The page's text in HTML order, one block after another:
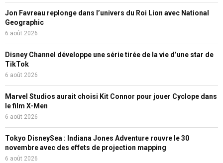
Jon Favreau replonge dans l’univers du Roi Lion avec National
Geographic
6 août 2026
Disney Channel développe une série tirée de la vie d’une star de
TikTok
6 août 2026
Marvel Studios aurait choisi Kit Connor pour jouer Cyclope dans
le film X-Men
6 août 2026
Tokyo DisneySea : Indiana Jones Adventure rouvre le 30
novembre avec des effets de projection mapping
6 août 2026